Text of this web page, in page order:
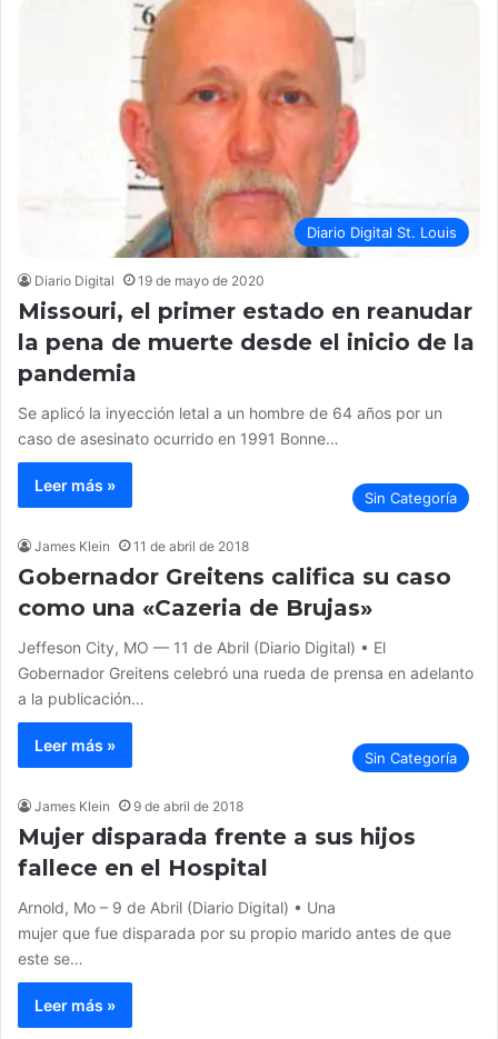
Diario Digital St. Louis
Diario Digital 19 de mayo de 2020
Missouri, el primer estado en reanudar
la pena de muerte desde el inicio de la
pandemia
Se aplicó la inyección letal a un hombre de 64 años por un
caso de asesinato ocurrido en 1991 Bonne…
Leer más »
Sin Categoría
James Klein 11 de abril de 2018
Gobernador Greitens califica su caso
como una «Cazeria de Brujas»
Jeffeson City, MO — 11 de Abril (Diario Digital) • El
Gobernador Greitens celebró una rueda de prensa en adelanto
a la publicación…
Leer más »
Sin Categoría
James Klein 9 de abril de 2018
Mujer disparada frente a sus hijos
fallece en el Hospital
Arnold, Mo – 9 de Abril (Diario Digital) • Una
mujer que fue disparada por su propio marido antes de que
este se…
Leer más »